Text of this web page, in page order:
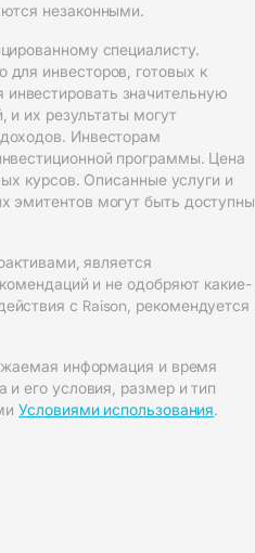
незаконными.
специалисту.
инвесторов, готовых к
значительную
и их результаты могут
Инвесторам
программы. Цена
курсов. Описанные услуги и
эмитентов могут быть доступны
является
и не одобряют какие-
с Raison, рекомендуется
информация и время
и его условия, размер и тип
Условиями использования.